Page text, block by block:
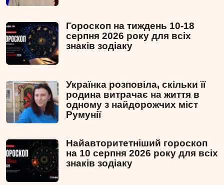
Гороскоп на тиждень 10-18
серпня 2026 року для всіх
знаків зодіаку
Українка розповіла, скільки її
родина витрачає на життя в
одному з найдорожчих міст
Румунії
Найавторитетніший гороскоп
на 10 серпня 2026 року для всіх
знаків зодіаку